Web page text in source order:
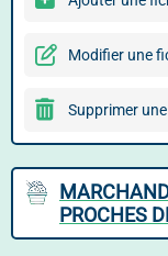
Modifier une
Supprimer
PROCHES